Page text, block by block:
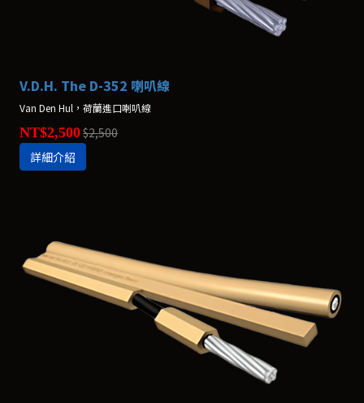
V.D.H. The D-352 喇叭線
Van Den Hul，荷蘭進口喇叭線
NT$2,500$2,500
詳細介紹